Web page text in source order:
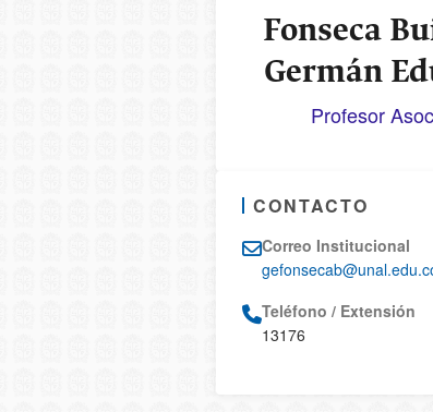
Fonseca
Germán
Profesor
CONTACTO
Correo Institucional
Teléfono / Extensión
13176